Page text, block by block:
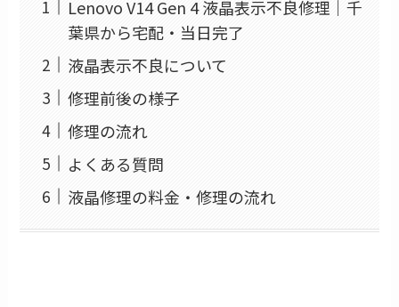
Lenovo V14 Gen 4 液晶表示不良修理｜千
葉県から宅配・当日完了
液晶表示不良について
修理前後の様子
修理の流れ
よくある質問
液晶修理の料金・修理の流れ